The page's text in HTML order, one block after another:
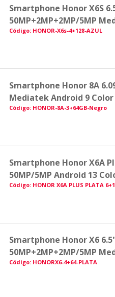
Smartphone Honor X6S
50MP+2MP+2MP/5MP
Código: HONOR-X6s-4+128-AZUL
Smartphone Honor 8A
Mediatek Android 9
Código: HONOR-8A-3+64GB-Negro
Smartphone Honor X6A
50MP/5MP Android 13
Código: HONOR X6A PLUS PLATA
Smartphone Honor X6
50MP+2MP+2MP/5MP
Código: HONORX6-4+64-PLATA